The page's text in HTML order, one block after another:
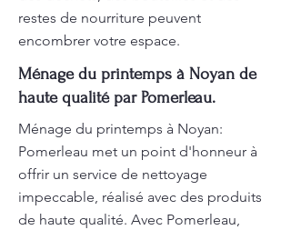
restes de nourriture peuvent
encombrer votre espace.
Ménage du printemps à Noyan de
haute qualité par Pomerleau.
Ménage du printemps à Noyan:
Pomerleau met un point d'honneur à
offrir un service de nettoyage
impeccable, réalisé avec des produits
de haute qualité. Avec Pomerleau,